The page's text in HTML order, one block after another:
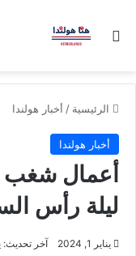
بحث عن
الرئيسية / أخبار هولندا
أخبار هولندا
أعمال شغب
ليلة رأس
يناير 1, 2024 آخر تحديث: يناير